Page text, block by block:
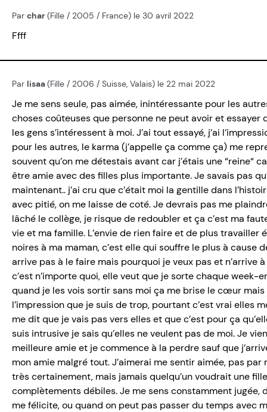
Par char(Fille / 2005 / France) le 30 avril 2022
Ffff
Par lisaa(Fille / 2006 / Suisse, Valais) le 22 mai 2022
Je me sens seule, pas aimée, inintéressante pour les
choses coûteuses que personne ne peut avoir et essayer
les gens s’intéressent à moi. J’ai tout essayé, j’ai
pour les autres, le karma (j’appelle ça comme ça) me
souvent qu’on me détestais avant car j’étais une “reine“
être amie avec des filles plus importante. Je savais pas
maintenant.. j’ai cru que c’était moi la gentille dans
avec pitié, on me laisse de coté. Je devrais pas me
lâché le collège, je risque de redoubler et ça c’est ma
vie et ma famille. L’envie de rien faire et de plus
noires à ma maman, c’est elle qui souffre le plus à cause
arrive pas à le faire mais pourquoi je veux pas et n’arrive
c’est n’importe quoi, elle veut que je sorte chaque week-
quand je les vois sortir sans moi ça me brise le cœur mais
l’impression que je suis de trop, pourtant c’est vrai elles
me dit que je vais pas vers elles et que c’est pour ça
suis intrusive je sais qu’elles ne veulent pas de moi. Je
meilleure amie et je commence à la perdre sauf que
mon amie malgré tout. J’aimerai me sentir aimée, pas
très certainement, mais jamais quelqu’un voudrait une
complètements débiles. Je me sens constamment jugée,
me félicite, ou quand on peut pas passer du temps avec